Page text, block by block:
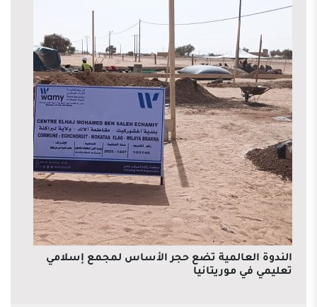
الندوة العالمية تضع حجر الأساس لمجمع إسلامي
تعليمي في موريتانيا